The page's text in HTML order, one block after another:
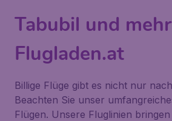
Tabubil und
Flugladen.at
Billige Flüge gibt es nicht nur
Beachten Sie unser
Flügen. Unsere Fluglinien